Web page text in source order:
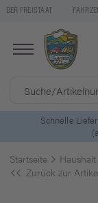
DER FREISTAAT
5 Euro
Startseite Haushalt
Zurück zur